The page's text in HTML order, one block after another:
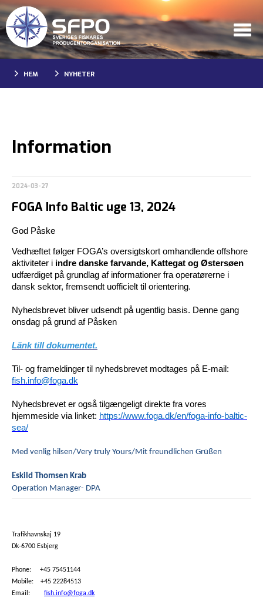
HEM NYHETER
Information
2024-03-27
FOGA Info Baltic uge 13, 2024
God Påske
Vedhæftet følger FOGA’s oversigtskort omhandlende offshore
aktiviteter i indre danske farvande, Kattegat og Østersøen
udfærdiget på grundlag af informationer fra operatørerne i
dansk sektor, fremsendt uofficielt til orientering.
Nyhedsbrevet bliver udsendt på ugentlig basis. Denne gang
onsdag på grund af Påsken
Länk till dokumentet.
Til- og frameldinger til nyhedsbrevet modtages på E-mail:
fish.info@foga.dk
Nyhedsbrevet er også tilgængeligt direkte fra vores
hjemmeside via linket: https://www.foga.dk/en/foga-info-baltic-
sea/
Med venlig hilsen/Very truly Yours/Mit freundlichen Grüßen
Eskild Thomsen Krab
Operation Manager- DPA
Trafikhavnskaj 19
Dk-6700 Esbjerg
Phone: +45 75451144
Mobile: +45 22284513
Email:
fish.info@foga.dk